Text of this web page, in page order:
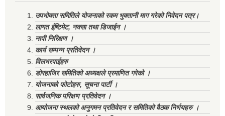
उपभोक्ता समितिले योजनाको रकम भुक्तानी माग गरेको निवेदन पत्र।
लागत ईष्टिमेट, नक्सा तथा डिजाईन ।
नापी निरिक्षण ।
कार्य सम्पन्न प्रतिवेदन ।
विलभरपाईहरु
डोरहाजिर समितिको अध्यक्षले प्रमाणित गरेको ।
योजनाको फोटोहरु, सूचना पार्टी ।
सार्वजनिक परिक्षण प्रतिवेदन ।
आयोजना स्थलको अनुगमन प्रतिवेदन र समितिको वैठक निर्णयहरु ।